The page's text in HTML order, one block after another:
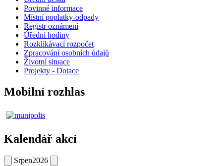
Povinné informace
Místní poplatky-odpady
Registr oznámení
Úřední hodiny
Rozklikávací rozpočet
Zpracování osobních údajů
Životní situace
Projekty - Dotace
Mobilní rozhlas
Kalendář akcí
Srpen2026